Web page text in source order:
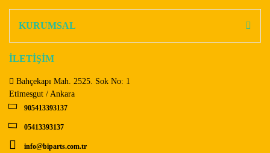
Bu ürüne benzer farklı alternatifler olmalı.
KURUMSAL
İLETİŞİM
Bahçekapı Mah. 2525. Sok No: 1
Etimesgut / Ankara
905413393137
05413393137
info@biparts.com.tr